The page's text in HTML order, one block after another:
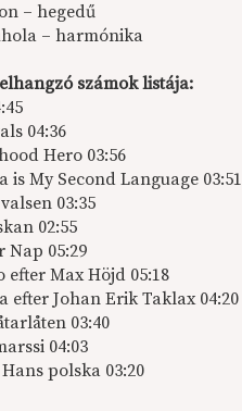
– hegedű
– harmónika
számok listája:
04:36
Hero 03:56
is My Second Language 03:51
03:35
02:55
Nap 05:29
efter Max Höjd 05:18
efter Johan Erik Taklax 04:20
03:40
04:03
polska 03:20